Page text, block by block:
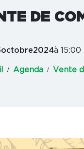
DE
octobre2024à 15:00
Agenda Vente